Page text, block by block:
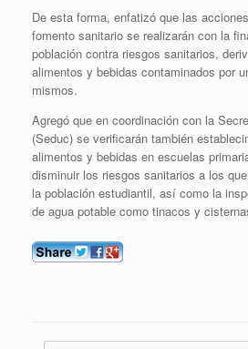
De esta forma, enfatizó que las
fomento sanitario se realizarán con la
población contra riesgos sanitarios,
alimentos y bebidas contaminados por
mismos.
Agregó que en coordinación con la
(Seduc) se verificarán también
alimentos y bebidas en escuelas
disminuir los riesgos sanitarios a los
la población estudiantil, así como la
de agua potable como tinacos y